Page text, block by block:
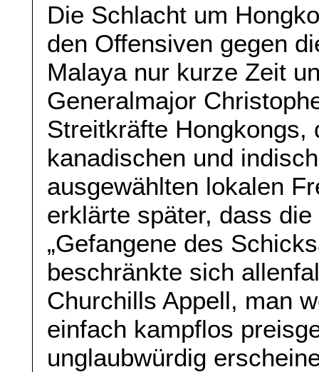
Die Schlacht um
den Offensiven gegen
Malaya nur kurze Zeit
Generalmajor
Streitkräfte
kanadischen und
ausgewählten lokalen
erklärte später, dass
„Gefangene des
beschränkte sich
Churchills Appell, man
einfach kampflos
unglaubwürdig